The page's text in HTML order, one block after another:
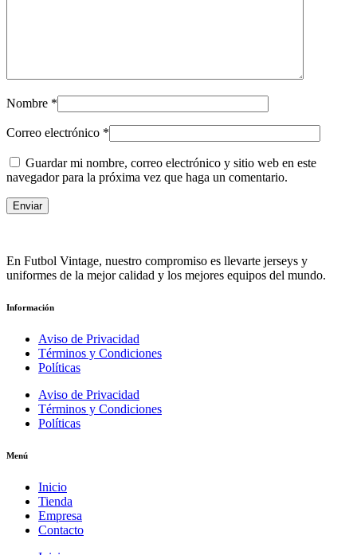
Nombre *
Correo electrónico *
Guardar mi nombre, correo electrónico y sitio web en este
navegador para la próxima vez que haga un comentario.
En Futbol Vintage, nuestro compromiso es llevarte jerseys y
uniformes de la mejor calidad y los mejores equipos del mundo.
Información
Aviso de Privacidad
Términos y Condiciones
Políticas
Aviso de Privacidad
Términos y Condiciones
Políticas
Menú
Inicio
Tienda
Empresa
Contacto